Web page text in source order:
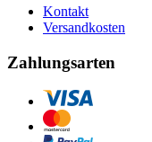
Kontakt
Versandkosten
Zahlungsarten